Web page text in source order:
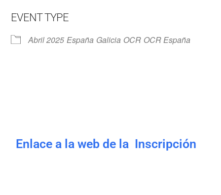
EVENT TYPE
Abril 2025 España Galicia OCR OCR España
Enlace a la web de la Inscripción